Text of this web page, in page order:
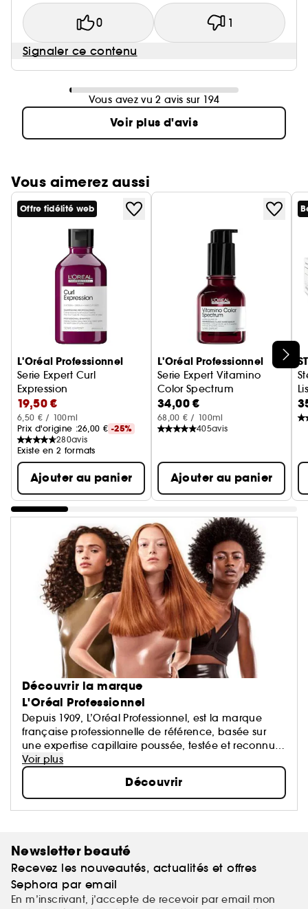
0 1
Signaler ce contenu
Vous avez vu 2 avis sur 194
Voir plus d'avis
Vous aimerez aussi
Ignorer le carrousel produits
Offre fidélité web
L'Oréal Professionnel
Serie Expert Curl
Expression
Shampoing-Crème Hydratation Intense
19,50 €
6,50 € / 100ml
Prix d'origine :26,00 € -25%
280avis
Existe en 2 formats
Ajouter au panier
L'Oréal Professionnel
Serie Expert Vitamino
Color Spectrum
Sérum Concentré Brillance
34,00 €
68,00 € / 100ml
405avis
Ajouter au panier
Découvrir la marque
L'Oréal Professionnel
Depuis 1909, L’Oréal Professionnel, est la marque
française professionnelle de référence, basée sur
une expertise capillaire poussée, testée et reconnue
par les coiffeurs en salons. Grâce à une technologie
moléculaire de haute précision, les soins L’Oréal
Professionnel s’adressent à tous les types de
cheveux. Les produits de styling allient technologie
et avant-gardisme artistique pour des looks inspirés
Voir plus
Découvrir
Newsletter beauté
Recevez les nouveautés, actualités et offres
Sephora par email
En m’inscrivant, j’accepte de recevoir par email mon